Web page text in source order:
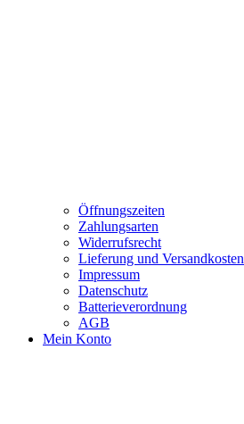
Öffnungszeiten
Zahlungsarten
Widerrufsrecht
Lieferung und Versandkosten
Impressum
Datenschutz
Batterieverordnung
AGB
Mein Konto